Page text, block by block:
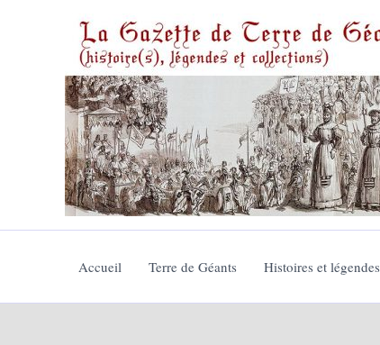
Accueil Terre de Géants Histoires et légendes